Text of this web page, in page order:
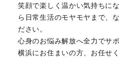
笑顔で楽しく温かい気持ちに
ら日常生活のモヤモヤまで、
ださい。
心身のお悩み解放へ全力でサ
横浜にお住まいの方、お任せく